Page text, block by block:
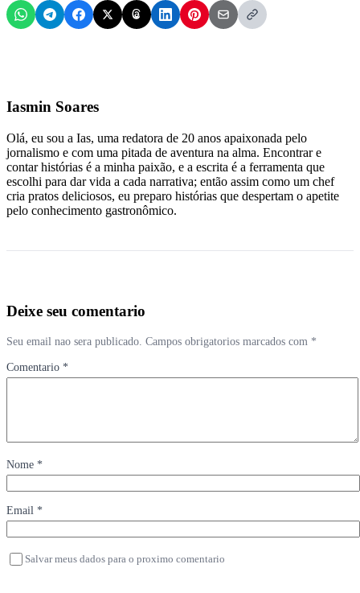
Iasmin Soares
Olá, eu sou a Ias, uma redatora de 20 anos apaixonada pelo
jornalismo e com uma pitada de aventura na alma. Encontrar e
contar histórias é a minha paixão, e a escrita é a ferramenta que
escolhi para dar vida a cada narrativa; então assim como um chef
cria pratos deliciosos, eu preparo histórias que despertam o apetite
pelo conhecimento gastronômico.
Deixe seu comentario
Seu email nao sera publicado. Campos obrigatorios marcados com *
Comentario *
Nome *
Email *
Salvar meus dados para o proximo comentario